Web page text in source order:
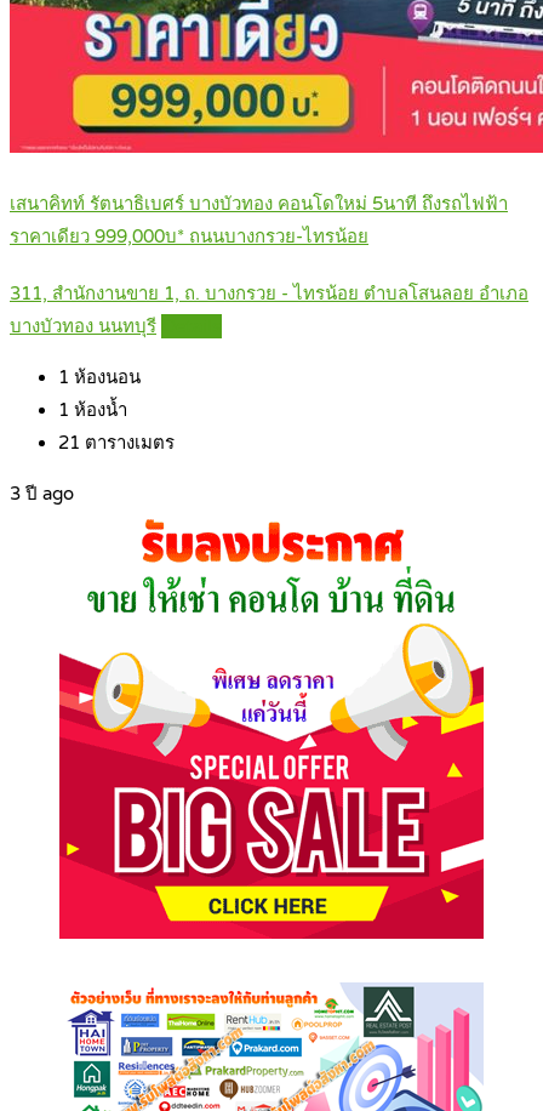
เสนาคิทท์ รัตนาธิเบศร์ บางบัวทอง คอนโดใหม่ 5นาที ถึงรถไฟฟ้า
ราคาเดียว 999,000บ* ถนนบางกรวย-ไทรน้อย
311, สำนักงานขาย 1, ถ. บางกรวย - ไทรน้อย ตำบลโสนลอย อำเภอ
บางบัวทอง นนทบุรี
1 ห้องนอน
1 ห้องน้ำ
21 ตารางเมตร
3 ปี ago